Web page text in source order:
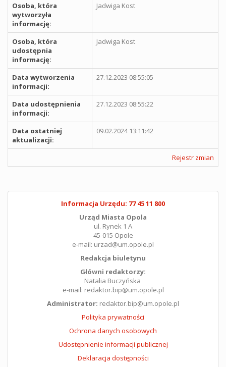
Osoba, która
wytworzyła
informację:
Jadwiga Kost
Osoba, która
udostępnia
informację:
Jadwiga Kost
Data wytworzenia
informacji:
27.12.2023 08:55:05
Data udostępnienia
informacji:
27.12.2023 08:55:22
Data ostatniej
aktualizacji:
09.02.2024 13:11:42
Rejestr zmian
Informacja Urzędu: 77 45 11 800
Urząd Miasta Opola
ul. Rynek 1 A
45-015 Opole
e-mail: urzad@um.opole.pl
Redakcja biuletynu
Główni redaktorzy:
Natalia Buczyńska
e-mail: redaktor.bip@um.opole.pl
Administrator: redaktor.bip@um.opole.pl
Polityka prywatności
Ochrona danych osobowych
Udostępnienie informacji publicznej
Deklaracja dostępności